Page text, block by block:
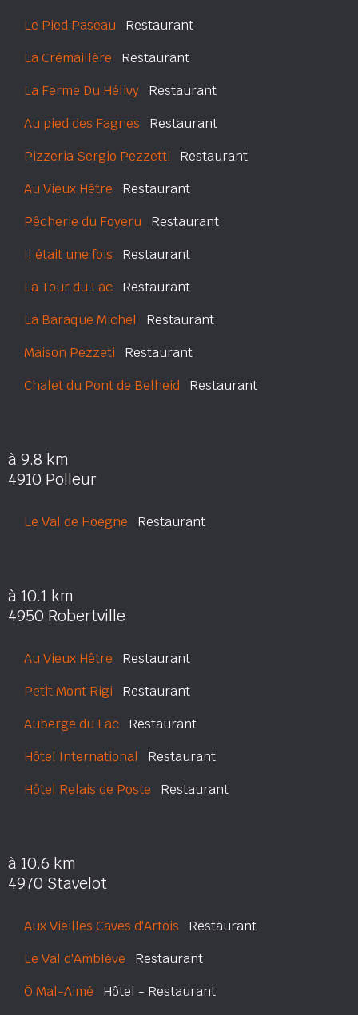
Le Pied Paseau Restaurant
La Crémaillère Restaurant
La Ferme Du Hélivy Restaurant
Au pied des Fagnes Restaurant
Pizzeria Sergio Pezzetti Restaurant
Au Vieux Hêtre Restaurant
Pêcherie du Foyeru Restaurant
Il était une fois Restaurant
La Tour du Lac Restaurant
La Baraque Michel Restaurant
Maison Pezzeti Restaurant
Chalet du Pont de Belheid Restaurant
à 9.8 km
4910 Polleur
Le Val de Hoegne Restaurant
à 10.1 km
4950 Robertville
Au Vieux Hêtre Restaurant
Petit Mont Rigi Restaurant
Auberge du Lac Restaurant
Hôtel International Restaurant
Hôtel Relais de Poste Restaurant
à 10.6 km
4970 Stavelot
Aux Vieilles Caves d'Artois Restaurant
Le Val d'Amblève Restaurant
Ô Mal-Aimé Hôtel - Restaurant